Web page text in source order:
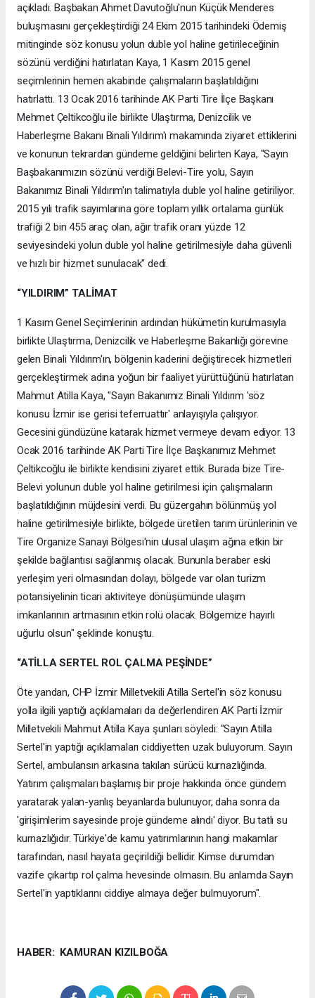
açıkladı. Başbakan Ahmet Davutoğlu'nun Küçük Menderes
buluşmasını gerçekleştirdiği 24 Ekim 2015 tarihindeki Ödemiş
mitinginde söz konusu yolun duble yol haline getirileceğinin
sözünü verdiğini hatırlatan Kaya, 1 Kasım 2015 genel
seçimlerinin hemen akabinde çalışmaların başlatıldığını
hatırlattı. 13 Ocak 2016 tarihinde AK Parti Tire İlçe Başkanı
Mehmet Çeltikcoğlu ile birlikte Ulaştırma, Denizcilik ve
Haberleşme Bakanı Binali Yıldırım'ı makamında ziyaret ettiklerini
ve konunun tekrardan gündeme geldiğini belirten Kaya, "Sayın
Başbakanımızın sözünü verdiği Belevi-Tire yolu, Sayın
Bakanımız Binali Yıldırım'ın talimatıyla duble yol haline getiriliyor.
2015 yılı trafik sayımlarına göre toplam yıllık ortalama günlük
trafiği 2 bin 455 araç olan, ağır trafik oranı yüzde 12
seviyesindeki yolun duble yol haline getirilmesiyle daha güvenli
ve hızlı bir hizmet sunulacak" dedi.
“YILDIRIM” TALİMAT
1 Kasım Genel Seçimlerinin ardından hükümetin kurulmasıyla
birlikte Ulaştırma, Denizcilik ve Haberleşme Bakanlığı görevine
gelen Binali Yıldırım'ın, bölgenin kaderini değiştirecek hizmetleri
gerçekleştirmek adına yoğun bir faaliyet yürüttüğünü hatırlatan
Mahmut Atilla Kaya, "Sayın Bakanımız Binali Yıldırım 'söz
konusu İzmir ise gerisi teferruattır' anlayışıyla çalışıyor.
Gecesini gündüzüne katarak hizmet vermeye devam ediyor. 13
Ocak 2016 tarihinde AK Parti Tire İlçe Başkanımız Mehmet
Çeltikcoğlu ile birlikte kendisini ziyaret ettik. Burada bize Tire-
Belevi yolunun duble yol haline getirilmesi için çalışmaların
başlatıldığının müjdesini verdi. Bu güzergahın bölünmüş yol
haline getirilmesiyle birlikte, bölgede üretilen tarım ürünlerinin ve
Tire Organize Sanayi Bölgesi'nin ulusal ulaşım ağına etkin bir
şekilde bağlantısı sağlanmış olacak. Bununla beraber eski
yerleşim yeri olmasından dolayı, bölgede var olan turizm
potansiyelinin ticari aktiviteye dönüşümünde ulaşım
imkanlarının artmasının etkin rolü olacak. Bölgemize hayırlı
uğurlu olsun" şeklinde konuştu.
“ATİLLA SERTEL ROL ÇALMA PEŞİNDE”
Öte yandan, CHP İzmir Milletvekili Atilla Sertel'in söz konusu
yolla ilgili yaptığı açıklamaları da değerlendiren AK Parti İzmir
Milletvekili Mahmut Atilla Kaya şunları söyledi: "Sayın Atilla
Sertel'in yaptığı açıklamaları ciddiyetten uzak buluyorum. Sayın
Sertel, ambulansın arkasına takılan sürücü kurnazlığında.
Yatırım çalışmaları başlamış bir proje hakkında önce gündem
yaratarak yalan-yanlış beyanlarda bulunuyor, daha sonra da
'girişimlerim sayesinde proje gündeme alındı' diyor. Bu tatlı su
kurnazlığıdır. Türkiye'de kamu yatırımlarının hangi makamlar
tarafından, nasıl hayata geçirildiği bellidir. Kimse durumdan
vazife çıkartıp rol çalma hevesinde olmasın. Bu anlamda Sayın
Sertel'in yaptıklarını ciddiye almaya değer bulmuyorum".
HABER: KAMURAN KIZILBOĞA